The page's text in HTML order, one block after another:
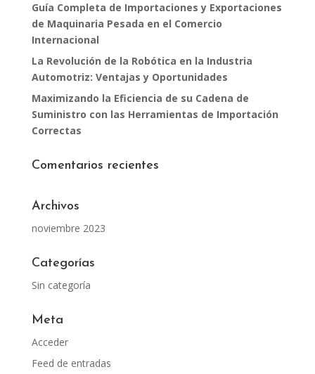
Guía Completa de Importaciones y Exportaciones
de Maquinaria Pesada en el Comercio
Internacional
La Revolución de la Robótica en la Industria
Automotriz: Ventajas y Oportunidades
Maximizando la Eficiencia de su Cadena de
Suministro con las Herramientas de Importación
Correctas
Comentarios recientes
Archivos
noviembre 2023
Categorías
Sin categoría
Meta
Acceder
Feed de entradas